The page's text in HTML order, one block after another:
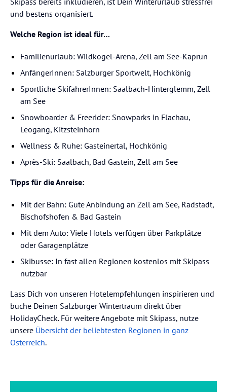
und bestens organisiert.
Welche Region ist ideal für…
Familienurlaub: Wildkogel-Arena, Zell am See-Kaprun
AnfängerInnen: Salzburger Sportwelt, Hochkönig
Sportliche SkifahrerInnen: Saalbach-Hinterglemm, Zell
am See
Snowboarder & Freerider: Snowparks in Flachau,
Leogang, Kitzsteinhorn
Wellness & Ruhe: Gasteinertal, Hochkönig
Après-Ski: Saalbach, Bad Gastein, Zell am See
Tipps für die Anreise:
Mit der Bahn: Gute Anbindung an Zell am See, Radstadt,
Bischofshofen & Bad Gastein
Mit dem Auto: Viele Hotels verfügen über Parkplätze
oder Garagenplätze
Skibusse: In fast allen Regionen kostenlos mit Skipass
nutzbar
Lass Dich von unseren Hotelempfehlungen inspirieren und
buche Deinen Salzburger Wintertraum direkt über
HolidayCheck. Für weitere Angebote mit Skipass, nutze
unsere Übersicht der beliebtesten Regionen in ganz
Österreich.